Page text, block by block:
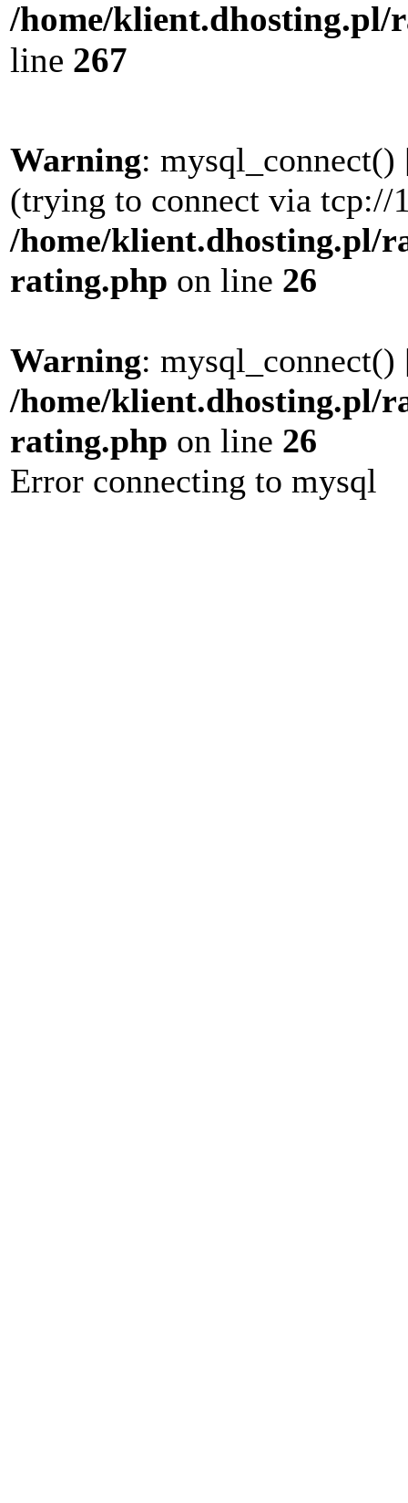
/home/klient.dhosting.pl/
line 267
Warning: mysql_connect()
(trying to connect via
/home/klient.dhosting.pl/
rating.php on line 26
Warning: mysql_connect()
/home/klient.dhosting.pl/
rating.php on line 26
Error connecting to mysql